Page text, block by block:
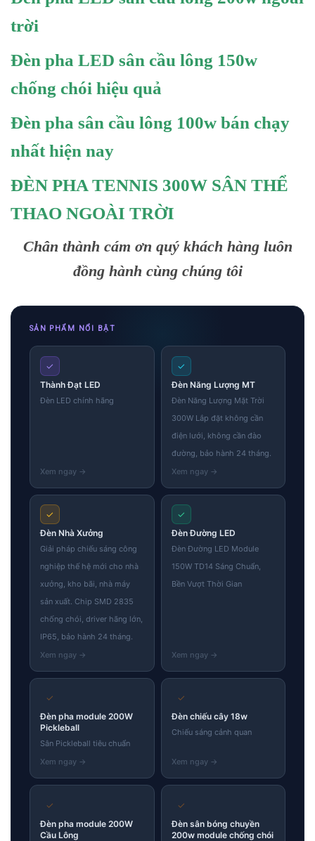
trời
Đèn pha LED sân cầu lông 150w
chống chói hiệu quả
Đèn pha sân cầu lông 100w bán chạy
nhất hiện nay
ĐÈN PHA TENNIS 300W SÂN THỂ
THAO NGOÀI TRỜI
Chân thành cám ơn quý khách hàng luôn
đồng hành cùng chúng tôi
SẢN PHẨM NỔI BẬT
✓
Thành Đạt LED
Đèn LED chính hãng
✓
Đèn Năng Lượng MT
Đèn Năng Lượng Mặt Trời
300W Lắp đặt không cần
điện lưới, không cần đào
đường, bảo hành 24 tháng.
✓
Đèn Nhà Xưởng
Giải pháp chiếu sáng công
nghiệp thế hệ mới cho nhà
xưởng, kho bãi, nhà máy
sản xuất. Chip SMD 2835
chống chói, driver hãng lớn,
IP65, bảo hành 24 tháng.
✓
Đèn Đường LED
Đèn Đường LED Module
150W TD14 Sáng Chuẩn,
Bền Vượt Thời Gian
✓
Đèn pha module 200W
Pickleball
Sân Pickleball tiêu chuẩn
✓
Đèn chiếu cây 18w
Chiếu sáng cảnh quan
✓
Đèn pha module 200W
Cầu Lông
✓
Đèn sân bóng chuyền
200w module chống chói